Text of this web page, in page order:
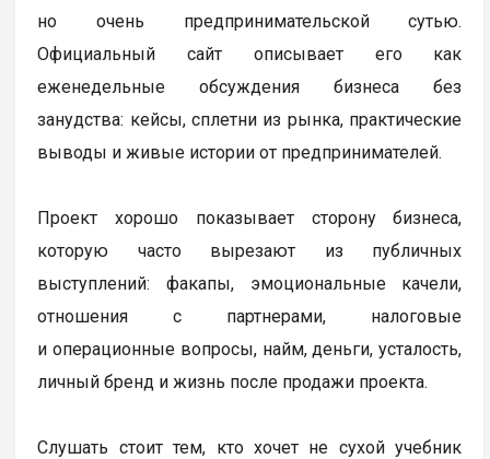
но очень предпринимательской сутью.
Официальный сайт описывает его как
еженедельные обсуждения бизнеса без
занудства: кейсы, сплетни из рынка, практические
выводы и живые истории от предпринимателей.
Проект хорошо показывает сторону бизнеса,
которую часто вырезают из публичных
выступлений: факапы, эмоциональные качели,
отношения с партнерами, налоговые
и операционные вопросы, найм, деньги, усталость,
личный бренд и жизнь после продажи проекта.
Слушать стоит тем, кто хочет не сухой учебник